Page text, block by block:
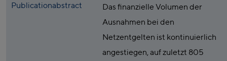
Publicationabstract
Das finanzielle Volumen der
Ausnahmen bei den
Netzentgelten ist kontinuierlich
angestiegen, auf zuletzt 805